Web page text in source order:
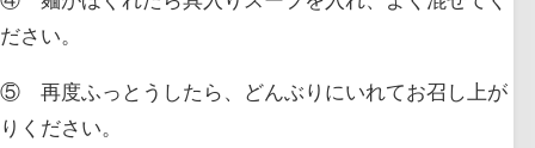
ださい。
⑤ 再度ふっとうしたら、どんぶりにいれてお召し上が
りください。